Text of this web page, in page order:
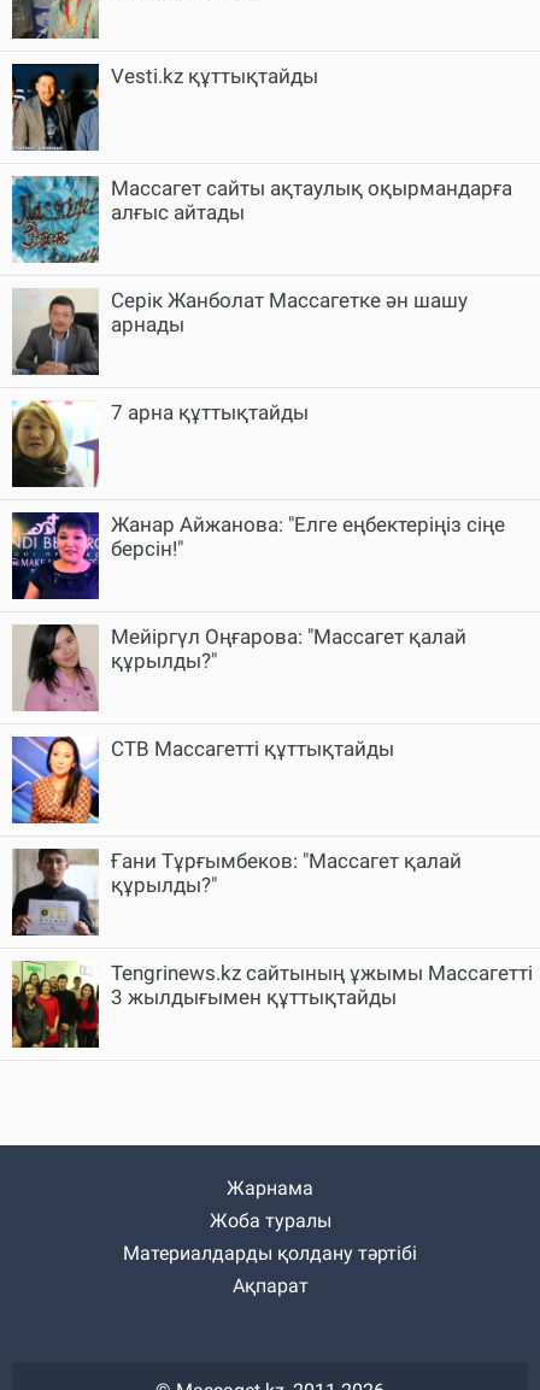
Vesti.kz құттықтайды
Массагет сайты ақтаулық оқырмандарға
алғыс айтады
Серік Жанболат Массагетке ән шашу
арнады
7 арна құттықтайды
Жанар Айжанова: "Елге еңбектеріңіз сіңе
берсін!"
Мейіргүл Оңғарова: "Массагет қалай
құрылды?"
СТВ Массагетті құттықтайды
Ғани Тұрғымбеков: "Массагет қалай
құрылды?"
Tengrinews.kz сайтының ұжымы Массагетті
3 жылдығымен құттықтайды
Жарнама
Жоба туралы
Материалдарды қолдану тәртібі
Ақпарат